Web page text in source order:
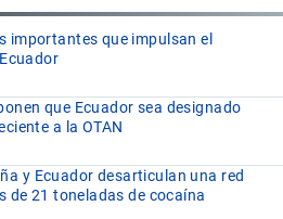
importantes que impulsan el
que Ecuador sea designado
a la OTAN
y Ecuador desarticulan una red
de 21 toneladas de cocaína